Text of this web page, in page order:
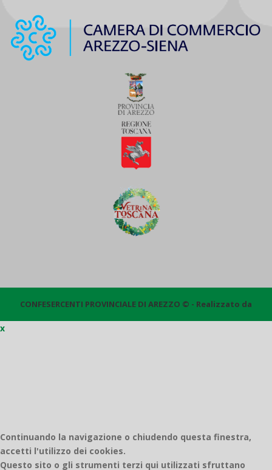
CONFESERCENTI PROVINCIALE DI AREZZO © - Realizzato da
x
Continuando la navigazione o chiudendo questa finestra,
accetti l'utilizzo dei cookies.
Questo sito o gli strumenti terzi qui utilizzati sfruttano